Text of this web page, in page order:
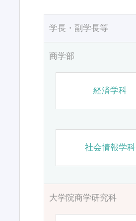
学長・副学長等
商学部
経済学科
社会情報学科
大学院商学研究科